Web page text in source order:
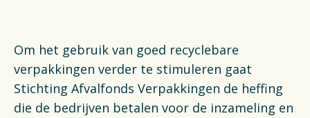
VacaturesOpens in a new tab
Switch to English
Om het gebruik van goed recyclebare
verpakkingen verder te stimuleren gaat
Stichting Afvalfonds Verpakkingen de heffing
die de bedrijven betalen voor de inzameling en